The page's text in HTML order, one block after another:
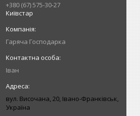
+380 (67) 575-30-27
Київстар
Гаряча Господарка
Іван
вул. Височана, 20, Івано-Франківськ,
Україна